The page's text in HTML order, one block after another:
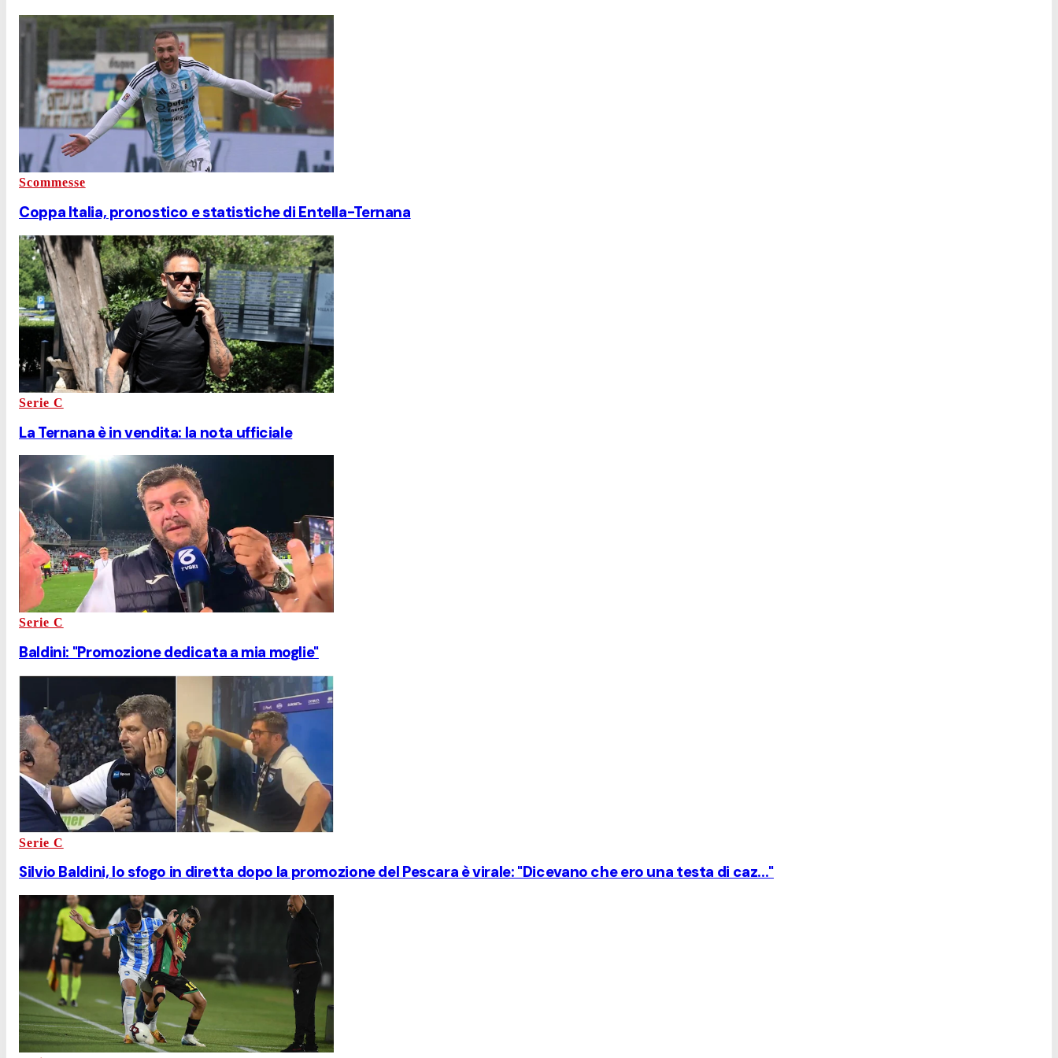
Scommesse
Coppa Italia, pronostico e statistiche di Entella-Ternana
Serie C
La Ternana è in vendita: la nota ufficiale
Serie C
Baldini: "Promozione dedicata a mia moglie"
Serie C
Silvio Baldini, lo sfogo in diretta dopo la promozione del Pescara è virale: "Dicevano che ero una testa di caz..."